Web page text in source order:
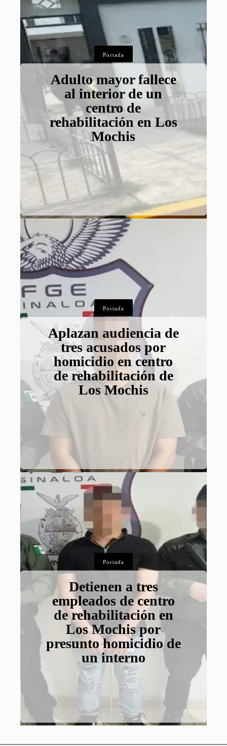
Portada
Adulto mayor fallece
al interior de un
centro de
rehabilitación en Los
Mochis
Portada
Aplazan audiencia de
tres acusados por
homicidio en centro
de rehabilitación de
Los Mochis
Portada
Detienen a tres
empleados de centro
de rehabilitación en
Los Mochis por
presunto homicidio de
un interno